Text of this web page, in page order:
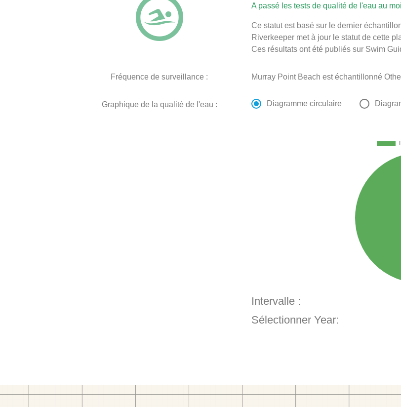
A passé les tests de qualité de l'eau au
Ce statut est basé sur le dernier
Riverkeeper met à jour le statut de cette
Ces résultats ont été publiés sur Swim
Fréquence de surveillance : Murray Point Beach est échantillonné
Graphique de la qualité de l'eau : Diagramme circulaire
Intervalle :
Sélectionner Year: